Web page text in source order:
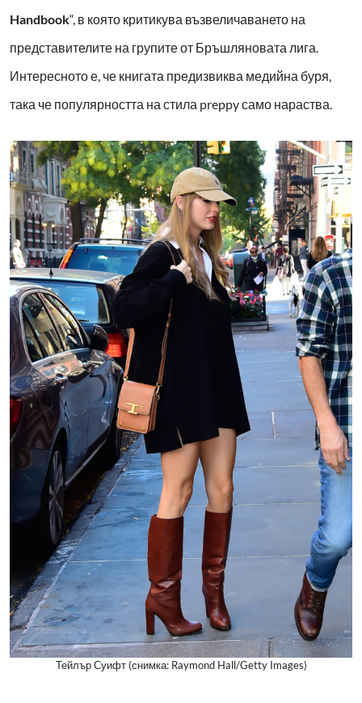
Handbook“, в която критикува възвеличаването на
представителите на групите от Бръшляновата лига.
Интересното е, че книгата предизвиква медийна буря,
така че популярността на стила preppy само нараства.
Тейлър Суифт (снимка: Raymond Hall/Getty Images)